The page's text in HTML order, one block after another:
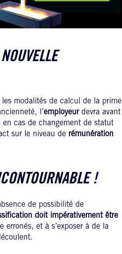
modalités de calcul de la prime
l’employeurdevra avant
en cas de changement de statut
sur le niveau de rémunération
!
de possibilité de
doit impérativement être
et à s’exposer à de la